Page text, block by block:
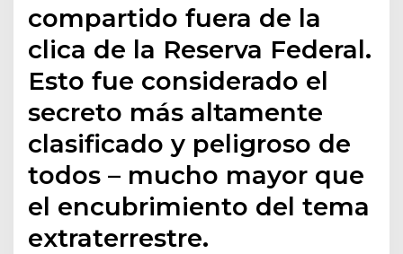
compartido fuera de la
clica de la Reserva Federal.
Esto fue considerado el
secreto más altamente
clasificado y peligroso de
todos – mucho mayor que
el encubrimiento del tema
extraterrestre.